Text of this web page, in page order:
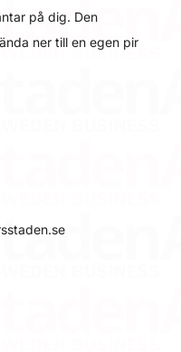
på dig. Den
ner till en egen pir